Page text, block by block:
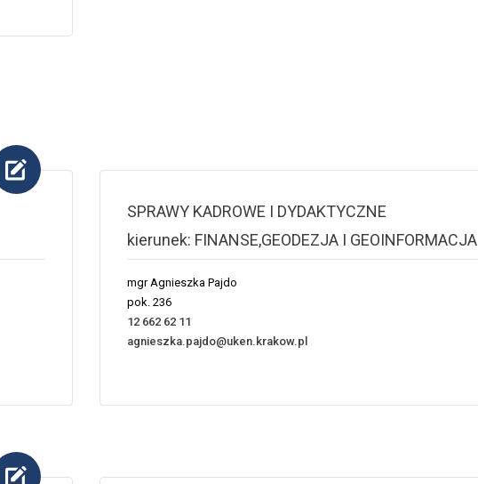
SPRAWY KADROWE I DYDAKTYCZNE
kierunek: FINANSE,GEODEZJA I GEOINFORMACJA
mgr Agnieszka Pajdo
pok. 236
12 662 62 11
agnieszka.pajdo@uken.krakow.pl